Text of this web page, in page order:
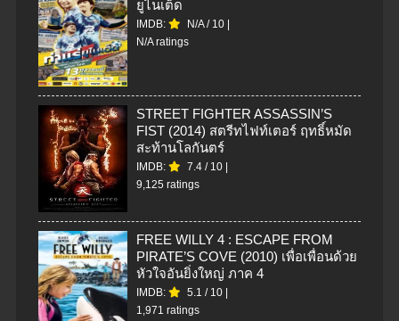
ยูไนเต็ด
IMDB: N/A/ 10
N/A ratings
STREET FIGHTER ASSASSIN’S
FIST (2014) สตรีทไฟท์เตอร์ ฤทธิ์หมัด
สะท้านโลกันตร์
IMDB: 7.4 / 10
9,125 ratings
FREE WILLY 4 : ESCAPE FROM
PIRATE’S COVE (2010) เพื่อเพื่อนด้วย
หัวใจอันยิ่งใหญ่ ภาค 4
IMDB: 5.1 / 10
1,971 ratings